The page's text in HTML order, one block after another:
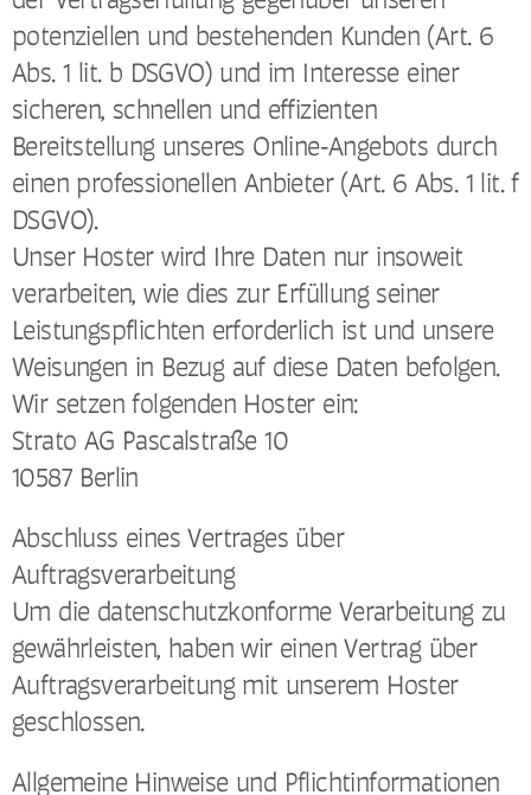
potenziellen und bestehenden Kunden (Art. 6
Abs. 1 lit. b DSGVO) und im Interesse einer
sicheren, schnellen und effizienten
Bereitstellung unseres Online-Angebots durch
einen professionellen Anbieter (Art. 6 Abs. 1 lit. f
DSGVO).
Unser Hoster wird Ihre Daten nur insoweit
verarbeiten, wie dies zur Erfüllung seiner
Leistungspflichten erforderlich ist und unsere
Weisungen in Bezug auf diese Daten befolgen.
Wir setzen folgenden Hoster ein:
Strato AG Pascalstraße 10
10587 Berlin
Abschluss eines Vertrages über
Auftragsverarbeitung
Um die datenschutzkonforme Verarbeitung zu
gewährleisten, haben wir einen Vertrag über
Auftragsverarbeitung mit unserem Hoster
geschlossen.
Allgemeine Hinweise und Pflichtinformationen